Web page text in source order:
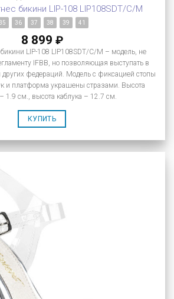
бикини LIP-108 LIP108SDT/C/M
35 36 37 38 39 41
8 899 ₽
LIP-108 LIP108SDT/C/M – модель, не
IFBB, но позволяющая выступать в
других федераций. Модель с фиксацией стопы
и платформа украшены стразами. Высота
1.9 см., высота каблука – 12.7 см.
КУПИТЬ